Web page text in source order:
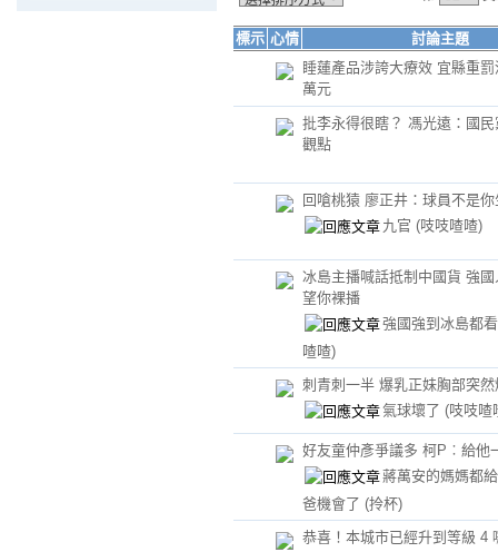
標示 心情
討論主題
睡蓮產品涉誇大療效 宜縣重
萬元
批李永得很瞎？ 馮光遠：國
觀點
回嗆桃猿 廖正井：球員不是
九官 (吱吱喳喳)
冰島主播喊話抵制中國貨 強
望你裸播
強國強到冰島都
喳喳)
刺青刺一半 爆乳正妹胸部突
氣球壞了 (吱吱喳
好友童仲彥爭議多 柯P︰給他
蔣萬安的媽媽都
爸機會了 (拎杯)
恭喜！本城市已經升到等級 4